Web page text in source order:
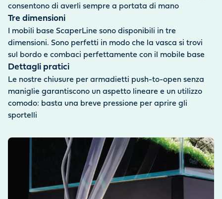
consentono di averli sempre a portata di mano
Tre dimensioni
I mobili base ScaperLine sono disponibili in tre
dimensioni. Sono perfetti in modo che la vasca si trovi
sul bordo e combaci perfettamente con il mobile base
Dettagli pratici
Le nostre chiusure per armadietti push-to-open senza
maniglie garantiscono un aspetto lineare e un utilizzo
comodo: basta una breve pressione per aprire gli
sportelli